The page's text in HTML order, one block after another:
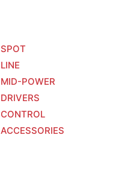
SPOT
LINE
MID-POWER
DRIVERS
CONTROL
ACCESSORIES